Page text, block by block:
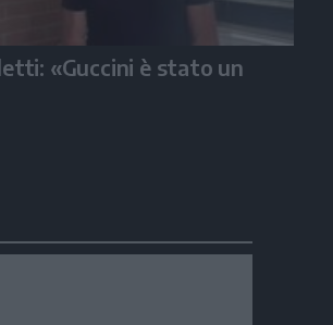
«Guccini è stato un